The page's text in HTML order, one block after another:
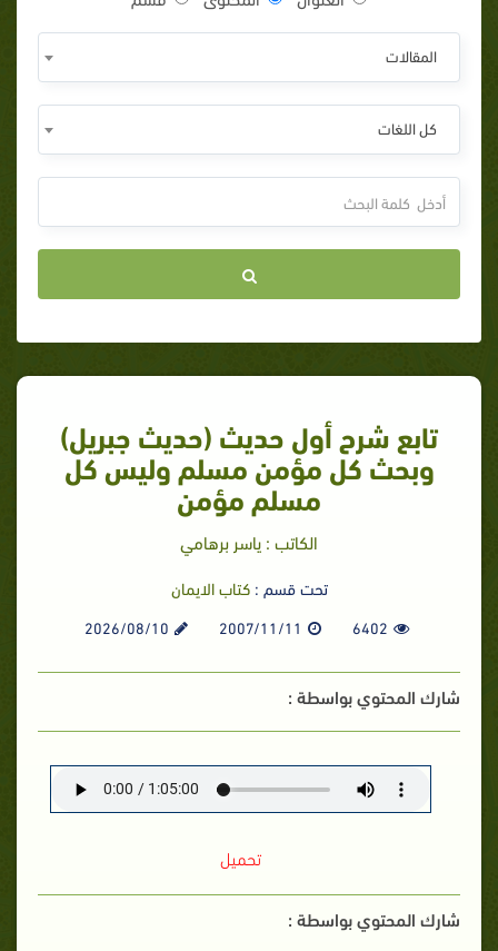
المقالات
كل اللغات
تابع شرح أول حديث (حديث جبريل)
وبحث كل مؤمن مسلم وليس كل
مسلم مؤمن
الكاتب : ياسر برهامي
تحت قسم :كتاب الايمان
6402
2007/11/11
2026/08/10
شارك المحتوي بواسطة :
تحميل
شارك المحتوي بواسطة :